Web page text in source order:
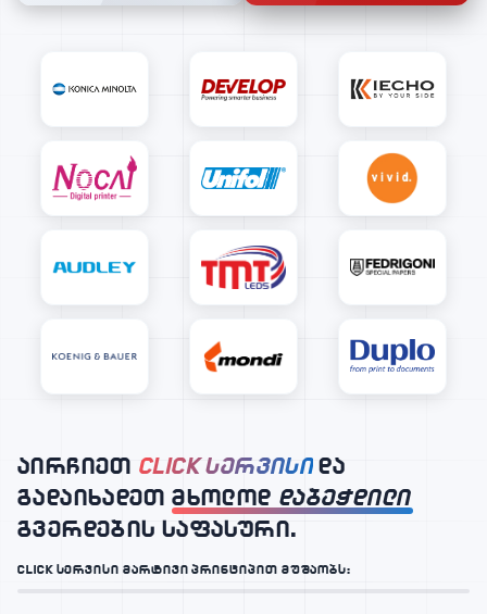
აირჩიეთ CLICK სერვისიდა
გადაიხადეთ მხოლოდ დაბეჭდილი
გვერდების საფასური.
CLICK სერვისი მარტივი პრინციპით მუშაობს: